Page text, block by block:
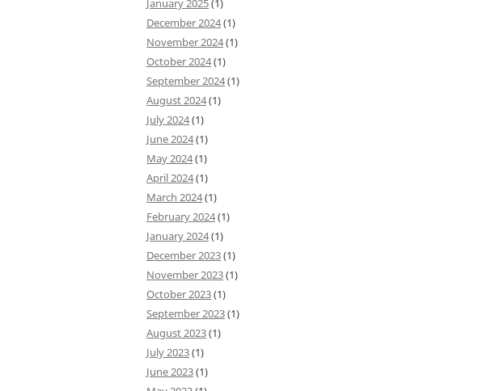
January 2025(1)
December 2024(1)
November 2024(1)
October 2024(1)
September 2024(1)
August 2024(1)
July 2024(1)
June 2024(1)
May 2024(1)
April 2024(1)
March 2024(1)
February 2024(1)
January 2024(1)
December 2023(1)
November 2023(1)
October 2023(1)
September 2023(1)
August 2023(1)
July 2023(1)
June 2023(1)